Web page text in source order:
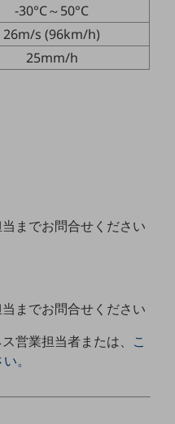
-30°C～50°C
26m/s (96km/h)
25mm/h
までお問合せください
までお問合せください
営業担当者または、 こ
。